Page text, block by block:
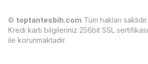
© toptantesbih.com Tüm hakları saklıdır.
Kredi kartı bilgileriniz 256bit SSL sertifikası
ile korunmaktadır.